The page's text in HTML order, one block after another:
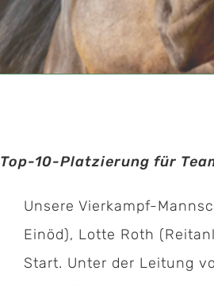
Top-10-Platzierung für
Unsere Vierkampf-
Einöd), Lotte Roth
Start. Unter der Leitung